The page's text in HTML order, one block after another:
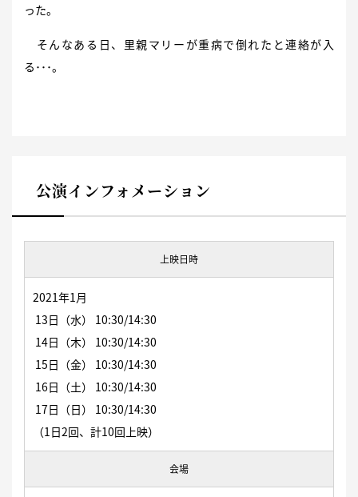
った。
そんなある日、里親マリーが重病で倒れたと連絡が入
る･･･。
公演インフォメーション
上映日時
2021年1月
13日（水） 10:30/14:30
14日（木） 10:30/14:30
15日（金） 10:30/14:30
16日（土） 10:30/14:30
17日（日） 10:30/14:30
（1日2回、計10回上映）
会場